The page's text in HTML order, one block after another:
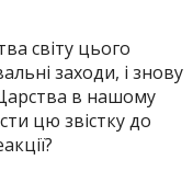
світу цього
заходи, і знову
в нашому
цю звістку до